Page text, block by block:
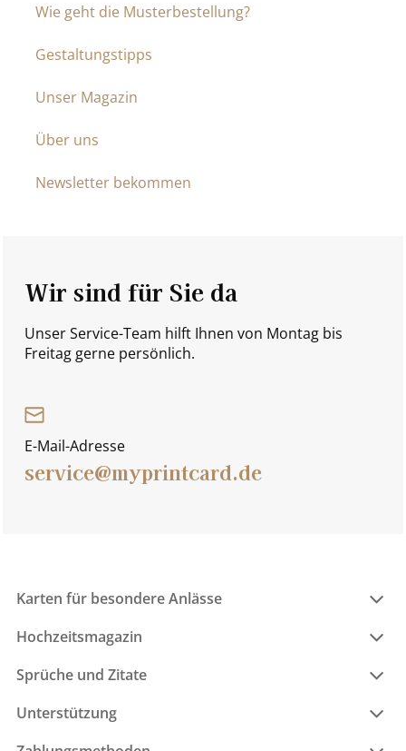
Wie geht die Musterbestellung?
Gestaltungstipps
Unser Magazin
Über uns
Newsletter bekommen
Wir sind für Sie da
Unser Service-Team hilft Ihnen von Montag bis
Freitag gerne persönlich.
E-Mail-Adresse
service@myprintcard.de
Karten für besondere Anlässe
Hochzeitsmagazin
Sprüche und Zitate
Unterstützung